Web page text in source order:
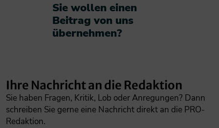
Sie wollen einen
Beitrag von uns
übernehmen?​
Ihre Nachricht an die Redaktion
Sie haben Fragen, Kritik, Lob oder Anregungen? Dann
schreiben Sie gerne eine Nachricht direkt an die PRO-
Redaktion.